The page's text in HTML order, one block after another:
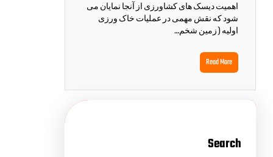
اهمیت دیسک های کشاورزی از آنجا نمایان می
شود که نقش مهمی در عملیات خاک ورزی
اولیه ( زمین شخم…
Read More
Search